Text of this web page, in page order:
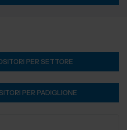
PER SETTORE
PER PADIGLIONE